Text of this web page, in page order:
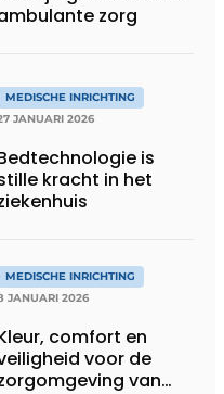
zorg
MEDISCHE INRICHTING
JANUARI 2026
is
kracht in het
MEDISCHE INRICHTING
JANUARI 2026
comfort en
voor de
van